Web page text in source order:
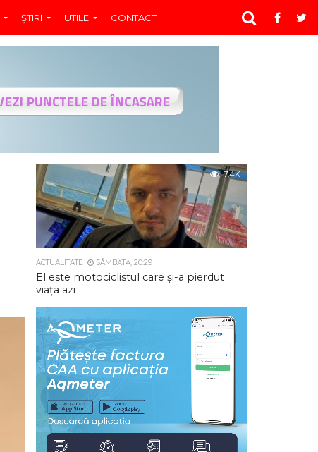
ŞTIRI UTILE CONTACT
7.4K
ACTUALITATE SÂMBĂTĂ, 20:29
El este motociclistul care și-a pierdut
viața azi